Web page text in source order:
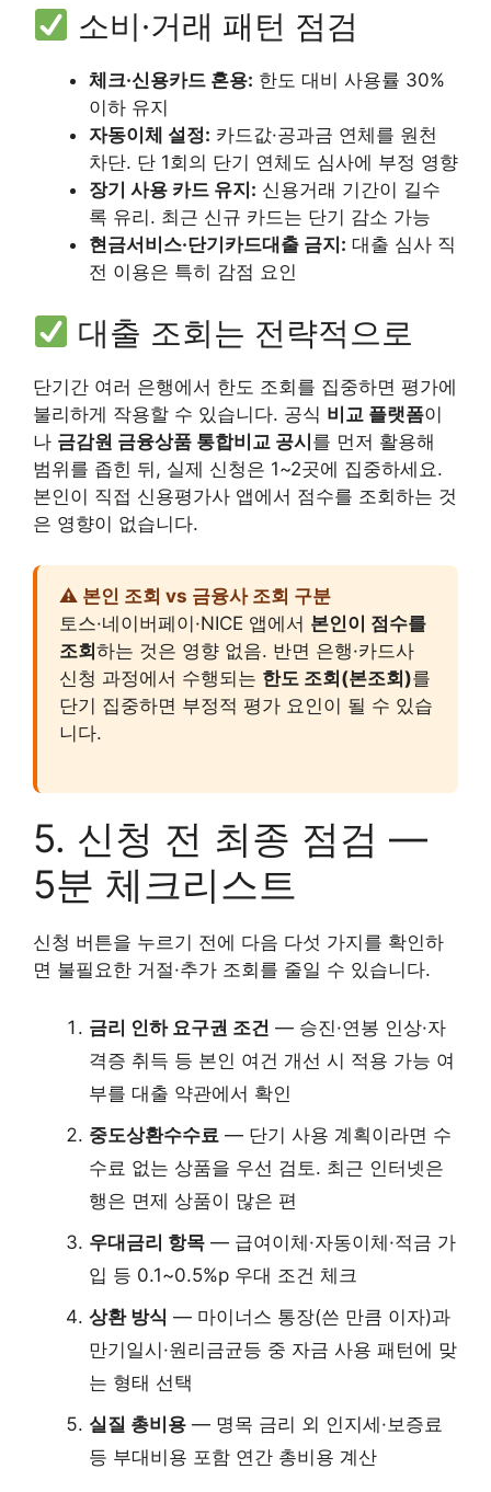
소비·거래 패턴 점검
체크·신용카드 혼용: 한도 대비 사용률 30%
이하 유지
자동이체 설정: 카드값·공과금 연체를 원천
차단. 단 1회의 단기 연체도 심사에 부정 영향
장기 사용 카드 유지: 신용거래 기간이 길수
록 유리. 최근 신규 카드는 단기 감소 가능
현금서비스·단기카드대출 금지: 대출 심사 직
전 이용은 특히 감점 요인
대출 조회는 전략적으로
단기간 여러 은행에서 한도 조회를 집중하면 평가에
불리하게 작용할 수 있습니다. 공식 비교 플랫폼이
나 금감원 금융상품 통합비교 공시를 먼저 활용해
범위를 좁힌 뒤, 실제 신청은 1~2곳에 집중하세요.
본인이 직접 신용평가사 앱에서 점수를 조회하는 것
은 영향이 없습니다.
⚠ 본인 조회 vs 금융사 조회 구분
토스·네이버페이·NICE 앱에서 본인이 점수를
조회 하는 것은 영향 없음. 반면 은행·카드사
신청 과정에서 수행되는 한도 조회(본조회)를
단기 집중하면 부정적 평가 요인이 될 수 있습
니다.
5. 신청 전 최종 점검 —
5분 체크리스트
신청 버튼을 누르기 전에 다음 다섯 가지를 확인하
면 불필요한 거절·추가 조회를 줄일 수 있습니다.
금리 인하 요구권 조건 — 승진·연봉 인상·자
격증 취득 등 본인 여건 개선 시 적용 가능 여
부를 대출 약관에서 확인
중도상환수수료 — 단기 사용 계획이라면 수
수료 없는 상품을 우선 검토. 최근 인터넷은
행은 면제 상품이 많은 편
우대금리 항목 — 급여이체·자동이체·적금 가
입 등 0.1~0.5%p 우대 조건 체크
상환 방식 — 마이너스 통장(쓴 만큼 이자)과
만기일시·원리금균등 중 자금 사용 패턴에 맞
는 형태 선택
실질 총비용 — 명목 금리 외 인지세·보증료
등 부대비용 포함 연간 총비용 계산